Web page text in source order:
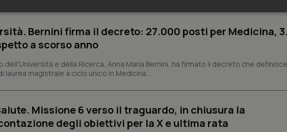
Bernini firma il decreto: 27.000 posti per Medicina,
a scorso anno
dell'Università e della Ricerca, Anna Maria Bernini, ha firmato il decreto che
magistrale a ciclo unico in Medicina...
Missione 6 verso il traguardo, in chiusura la
degli obiettivi per la X e ultima rata
Necessari Statistici
e l'accesso alle aree protette del sito. Il sito web non è in grado di funzionare correttamente senza questi
Nome
Fornitore / Dominio Scadenza
Descrizione